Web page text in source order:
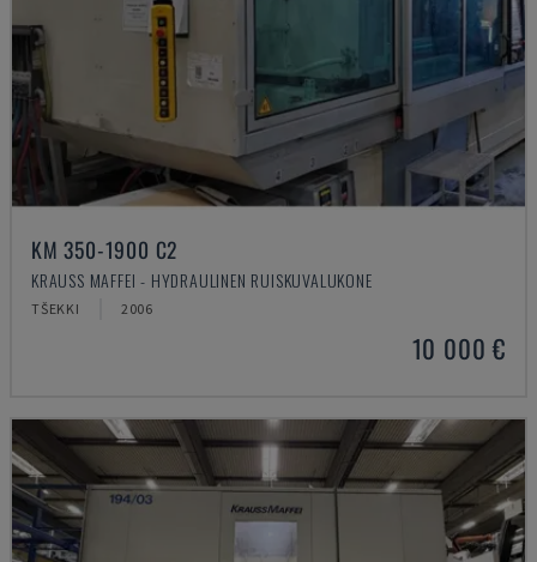
KM 350-1900 C2
KRAUSS MAFFEI - HYDRAULINEN RUISKUVALUKONE
TŠEKKI 2006
10 000 €